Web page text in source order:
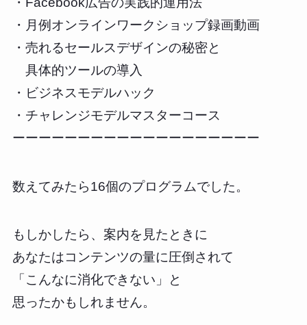
・月例オンラインワークショップ録画動画
・売れるセールスデザインの秘密と
具体的ツールの導入
・ビジネスモデルハック
・チャレンジモデルマスターコース
ーーーーーーーーーーーーーーーーーーー
数えてみたら16個のプログラムでした。
もしかしたら、案内を見たときに
あなたはコンテンツの量に圧倒されて
「こんなに消化できない」と
思ったかもしれません。